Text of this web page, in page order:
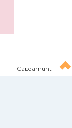
Capdamunt